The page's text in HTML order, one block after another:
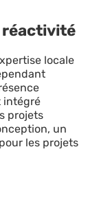
réactivité
locale
intégré
projets
un
les projets